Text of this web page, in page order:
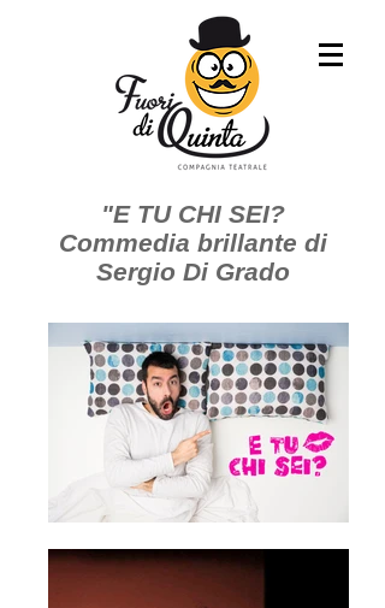
"E TU CHI SEI?
Commedia brillante di
Sergio Di Grado